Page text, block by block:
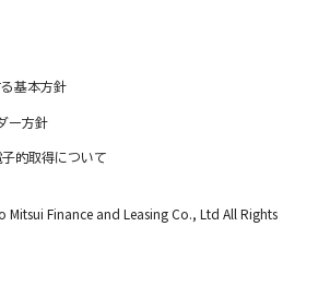
基本方針
ー方針
的取得について
Finance and Leasing Co., Ltd All Rights